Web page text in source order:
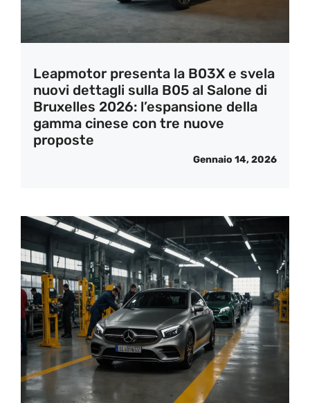
Leapmotor presenta la B03X e svela
nuovi dettagli sulla B05 al Salone di
Bruxelles 2026: l’espansione della
gamma cinese con tre nuove
proposte
Gennaio 14, 2026